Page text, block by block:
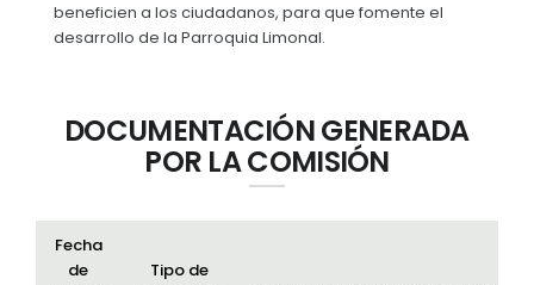
beneficien a los ciudadanos, para que fomente el
desarrollo de la Parroquia Limonal.
DOCUMENTACIÓN GENERADA
POR LA COMISIÓN
Fecha
de
Tipo de